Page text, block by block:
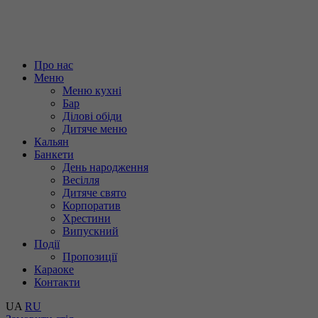
Про нас
Меню
Меню кухні
Бар
Ділові обіди
Дитяче меню
Кальян
Банкети
День народження
Весілля
Дитяче свято
Корпоратив
Хрестини
Випускний
Події
Пропозиції
Караоке
Контакти
UA RU